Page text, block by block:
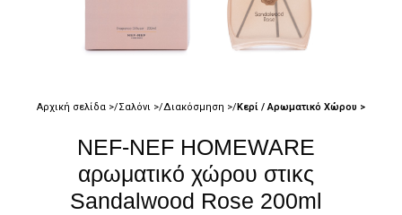
Αρχική σελίδα Σαλόνι Διακόσμηση Κερί / Αρωματικό Χώρου
NEF-NEF HOMEWARE
αρωματικό χώρου στικς
Sandalwood Rose 200ml